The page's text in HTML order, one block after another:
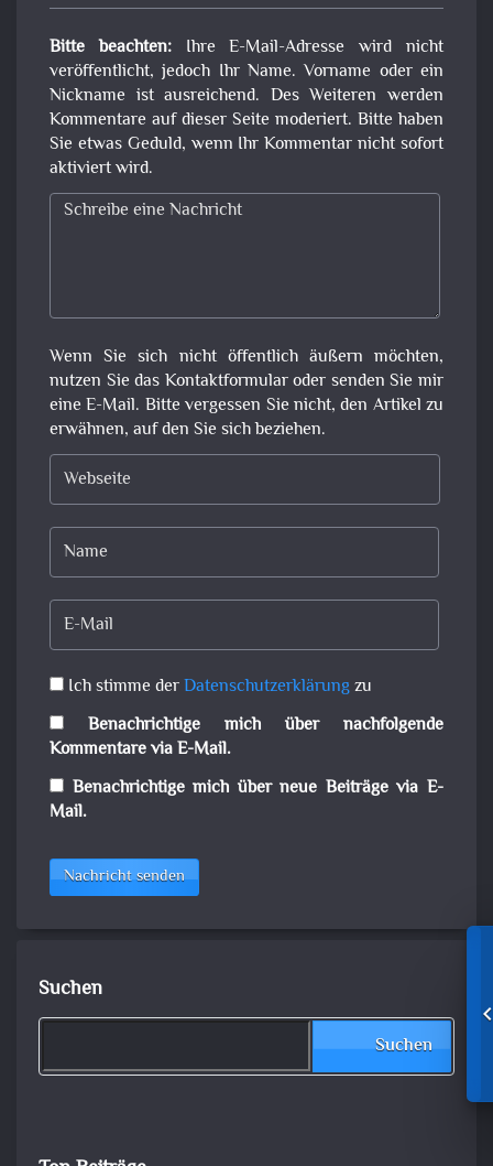
Bitte beachten:Ihre E-Mail-Adresse wird nicht
veröffentlicht, jedoch Ihr Name. Vorname oder ein
Nickname ist ausreichend. Des Weiteren werden
Kommentare auf dieser Seite moderiert. Bitte haben
Sie etwas Geduld, wenn Ihr Kommentar nicht sofort
aktiviert wird.
Wenn Sie sich nicht öffentlich äußern möchten,
nutzen Sie das Kontaktformular oder senden Sie mir
eine E-Mail. Bitte vergessen Sie nicht, den Artikel zu
erwähnen, auf den Sie sich beziehen.
Ich stimme derDatenschutzerklärungzu
Benachrichtige mich über nachfolgende
Kommentare via E-Mail.
Benachrichtige mich über neue Beiträge via E-
Mail.
Nachricht senden
Suchen
Suchen